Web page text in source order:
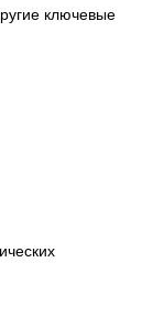
ключевые